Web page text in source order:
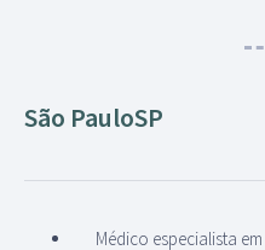
São PauloSP
Médico especialista